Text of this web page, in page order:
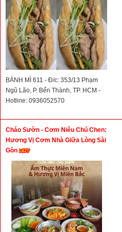
BÁNH MÌ 611 - Đ/c: 353/13 Phạm
Ngũ Lão, P. Bến Thành, TP. HCM -
Hotline: 0936052570
Cháo Sườn - Cơm Niêu Chú Chen:
Hương Vị Cơm Nhà Giữa Lòng Sài
Gòn